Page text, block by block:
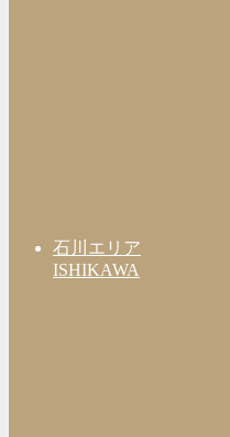
石川エリア
ISHIKAWA